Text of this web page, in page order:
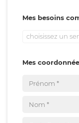
Mes besoins
choisissez un
Mes